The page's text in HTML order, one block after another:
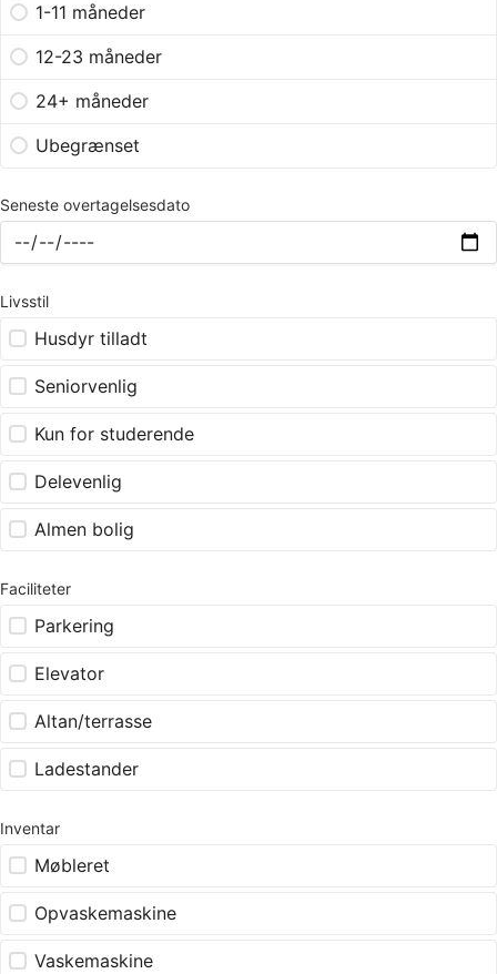
1-11 måneder
12-23 måneder
24+ måneder
Ubegrænset
Seneste overtagelsesdato
Livsstil
Husdyr tilladt
Seniorvenlig
Kun for studerende
Delevenlig
Almen bolig
Faciliteter
Parkering
Elevator
Altan/terrasse
Ladestander
Inventar
Møbleret
Opvaskemaskine
Vaskemaskine